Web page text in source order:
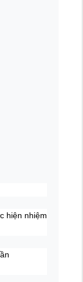
hiện nhiệm